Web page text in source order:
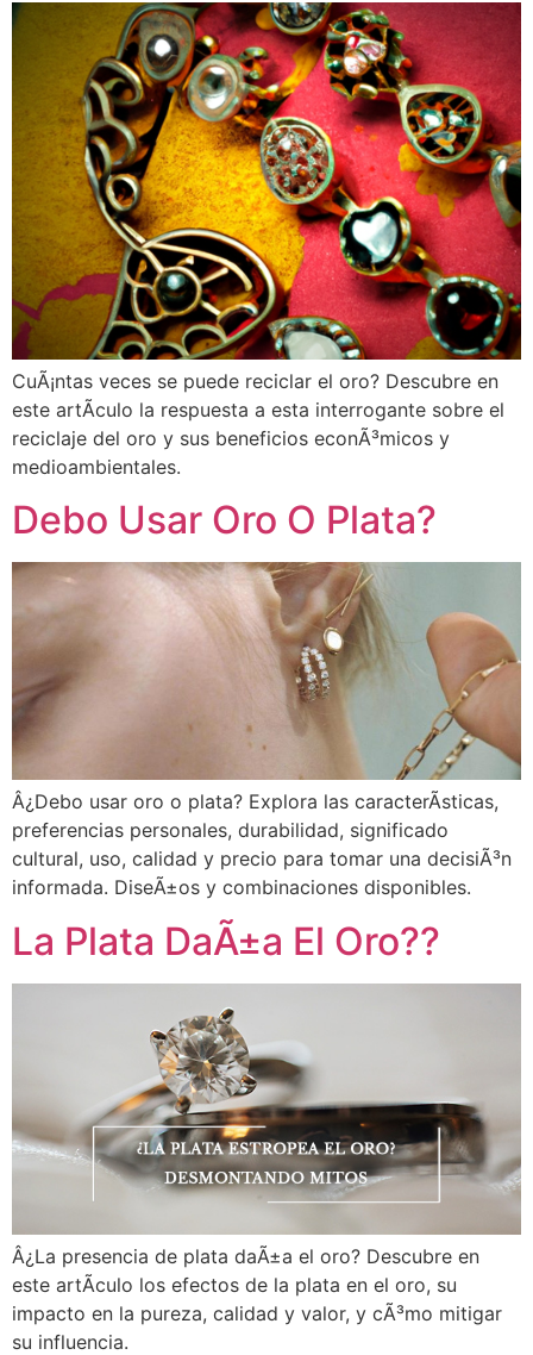
CuÃ¡ntas veces se puede reciclar el oro? Descubre en
este artÃ­culo la respuesta a esta interrogante sobre el
reciclaje del oro y sus beneficios econÃ³micos y
medioambientales.
Debo Usar Oro O Plata?
Â¿Debo usar oro o plata? Explora las caracterÃ­sticas,
preferencias personales, durabilidad, significado
cultural, uso, calidad y precio para tomar una decisiÃ³n
informada. DiseÃ±os y combinaciones disponibles.
La Plata DaÃ±a El Oro??
Â¿La presencia de plata daÃ±a el oro? Descubre en
este artÃ­culo los efectos de la plata en el oro, su
impacto en la pureza, calidad y valor, y cÃ³mo mitigar
su influencia.